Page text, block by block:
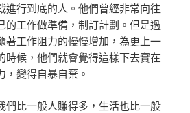
進行到底的人。他們曾經非常向往
的工作做準備，制訂計劃。但是過
著工作阻力的慢慢增加，為更上一
時候，他們就會覺得這樣下去實在
，變得自暴自棄。
們比一般人賺得多，生活也比一般